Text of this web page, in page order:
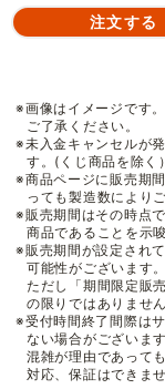
※画像はイメージです
ご了承ください。
※未入金キャンセルが
す。(くじ商品を除く）
※商品ページに販売期
っても製造数により
※販売期間はその時点
商品であることを示
※販売期間が設定され
可能性がございます
ただし「期間限定販
の限りではありません
※受付時間終了間際は
ない場合がございま
混雑が理由であって
対応、保証はできま